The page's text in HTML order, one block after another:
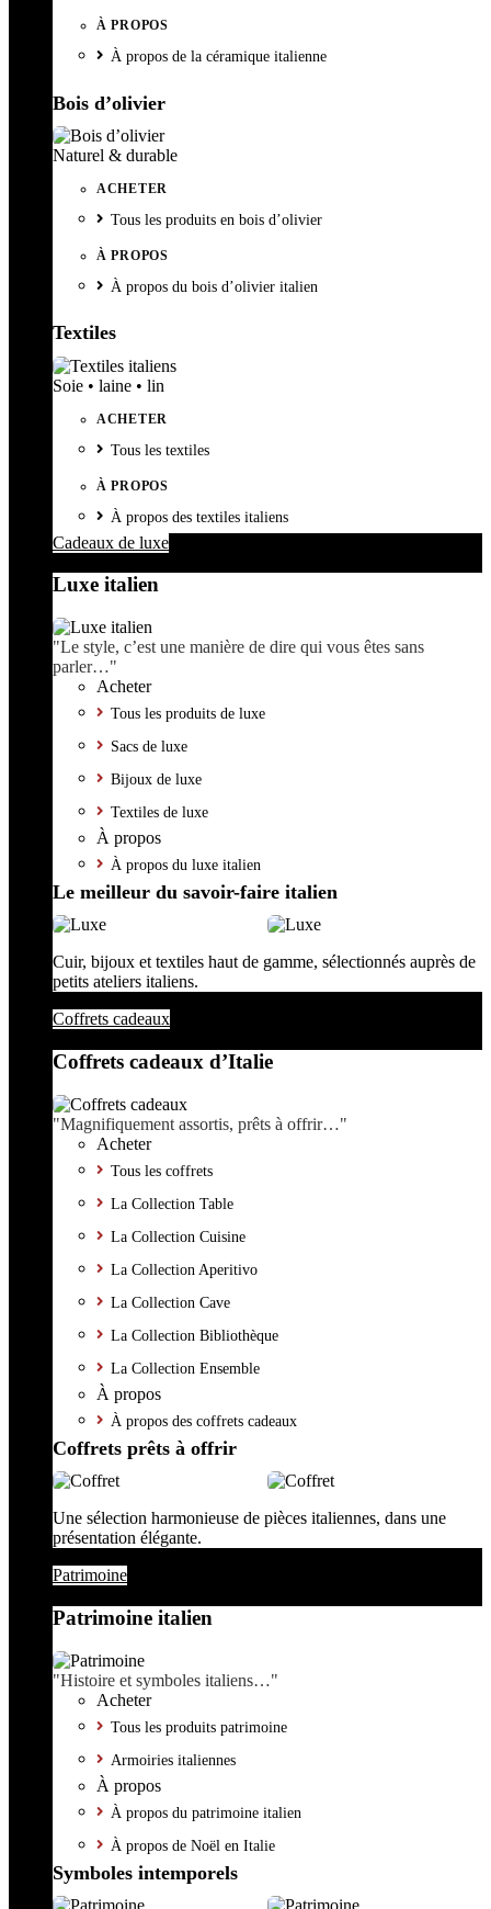
À PROPOS
À propos de la céramique italienne
Bois d’olivier
Naturel & durable
ACHETER
Tous les produits en bois d’olivier
À PROPOS
À propos du bois d’olivier italien
Textiles
Soie • laine • lin
ACHETER
Tous les textiles
À PROPOS
À propos des textiles italiens
Cadeaux de luxe
Luxe italien
"Le style, c’est une manière de dire qui vous êtes sans
parler…"
Acheter
Tous les produits de luxe
Sacs de luxe
Bijoux de luxe
Textiles de luxe
À propos
À propos du luxe italien
Le meilleur du savoir-faire italien
Cuir, bijoux et textiles haut de gamme, sélectionnés auprès de
petits ateliers italiens.
Coffrets cadeaux
Coffrets cadeaux d’Italie
"Magnifiquement assortis, prêts à offrir…"
Acheter
Tous les coffrets
La Collection Table
La Collection Cuisine
La Collection Aperitivo
La Collection Cave
La Collection Bibliothèque
La Collection Ensemble
À propos
À propos des coffrets cadeaux
Coffrets prêts à offrir
Une sélection harmonieuse de pièces italiennes, dans une
présentation élégante.
Patrimoine
Patrimoine italien
"Histoire et symboles italiens…"
Acheter
Tous les produits patrimoine
Armoiries italiennes
À propos
À propos du patrimoine italien
À propos de Noël en Italie
Symboles intemporels